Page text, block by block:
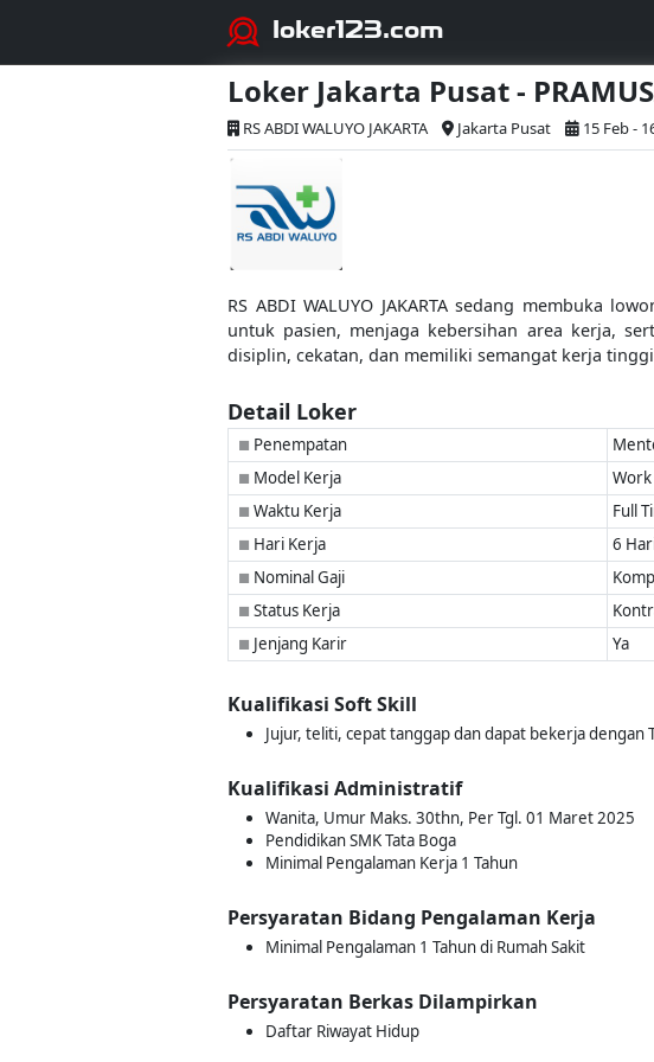
loker123.com
Loker Jakarta Pusat -
RS ABDI WALUYO JAKARTA Jakarta Pusat 15 Feb -
RS ABDI WALUYO JAKARTA sedang membuka
untuk pasien, menjaga kebersihan area kerja,
disiplin, cekatan, dan memiliki semangat kerja
Detail Loker
■ Penempatan
■ Model Kerja
■ Waktu Kerja Full
■ Hari Kerja 6
■ Nominal Gaji
■ Status Kerja
■ Jenjang Karir Ya
Kualifikasi Soft Skill
Jujur, teliti, cepat tanggap dan dapat bekerja dengan
Kualifikasi Administratif
Wanita, Umur Maks. 30thn, Per Tgl. 01 Maret 2025
Pendidikan SMK Tata Boga
Minimal Pengalaman Kerja 1 Tahun
Persyaratan Bidang Pengalaman Kerja
Minimal Pengalaman 1 Tahun di Rumah Sakit
Persyaratan Berkas Dilampirkan
Daftar Riwayat Hidup